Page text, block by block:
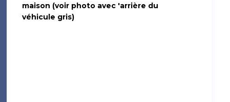
maison (voir photo avec 'arrière du
véhicule gris)